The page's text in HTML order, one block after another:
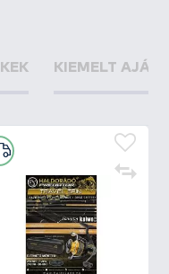
KIEMELT